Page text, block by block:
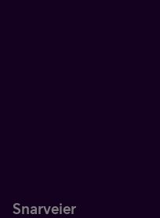
Snarveier